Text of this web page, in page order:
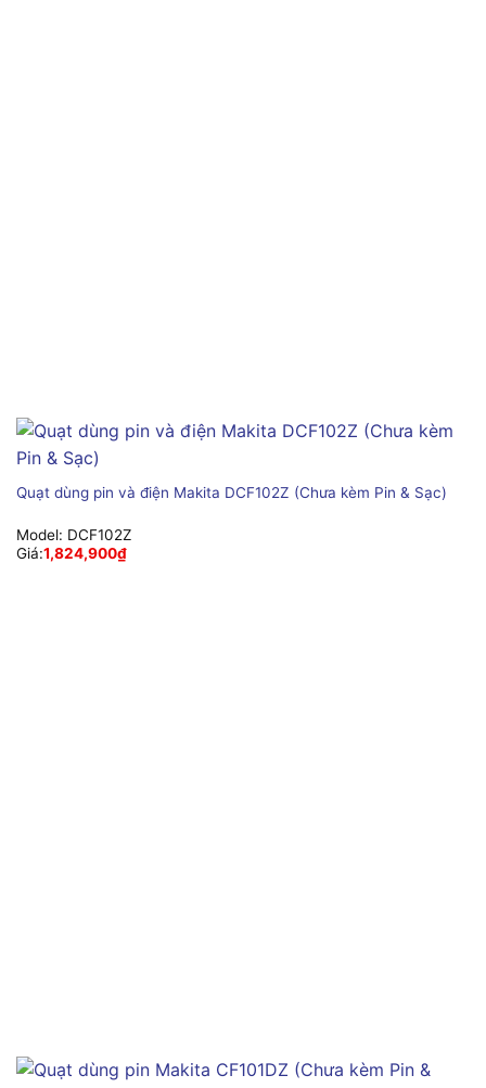
Quạt dùng pin và điện Makita DCF102Z (Chưa kèm Pin & Sạc)
Model: DCF102Z
Giá:1,824,900₫